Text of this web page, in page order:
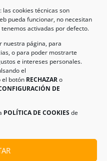
las cookies técnicas son
pueda funcionar, no necesitan
activadas por defecto.
nuestra página, para
o para poder mostrarte
e intereses personales.
el
el botón RECHAZARo
DE
POLÍTICA DE COOKIESde